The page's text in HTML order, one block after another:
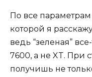
По все
которой я
ведь “зеленая”
7600, а не XT. При
получишь не